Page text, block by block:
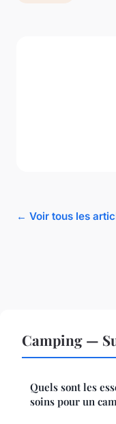
← Voir tous les
Camping —
Quels sont les
soins pour un